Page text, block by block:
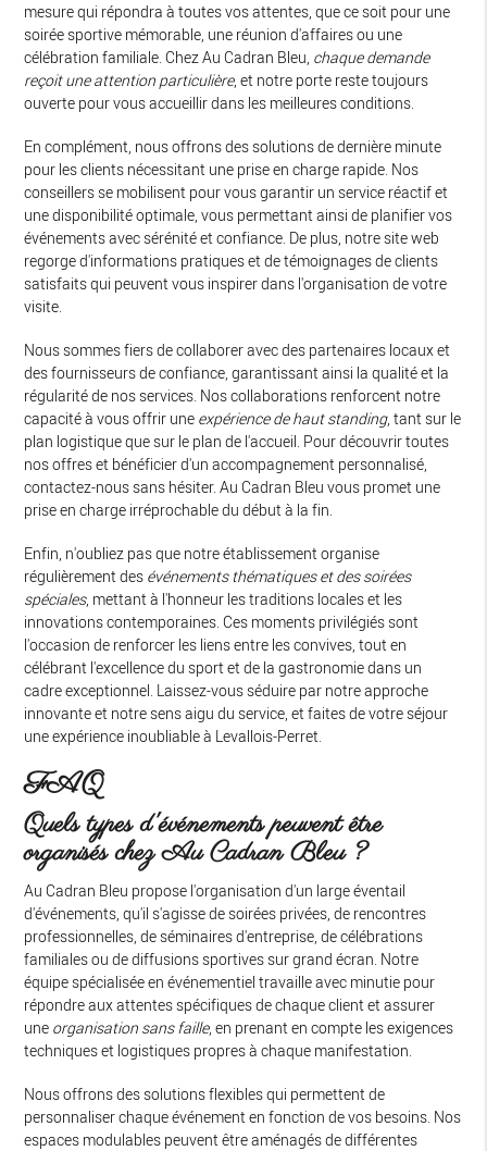
mesure qui répondra à toutes vos attentes, que ce soit pour une
soirée sportive mémorable, une réunion d'affaires ou une
célébration familiale. Chez Au Cadran Bleu, chaque demande
reçoit une attention particulière, et notre porte reste toujours
ouverte pour vous accueillir dans les meilleures conditions.
En complément, nous offrons des solutions de dernière minute
pour les clients nécessitant une prise en charge rapide. Nos
conseillers se mobilisent pour vous garantir un service réactif et
une disponibilité optimale, vous permettant ainsi de planifier vos
événements avec sérénité et confiance. De plus, notre site web
regorge d'informations pratiques et de témoignages de clients
satisfaits qui peuvent vous inspirer dans l'organisation de votre
visite.
Nous sommes fiers de collaborer avec des partenaires locaux et
des fournisseurs de confiance, garantissant ainsi la qualité et la
régularité de nos services. Nos collaborations renforcent notre
capacité à vous offrir une expérience de haut standing, tant sur le
plan logistique que sur le plan de l'accueil. Pour découvrir toutes
nos offres et bénéficier d'un accompagnement personnalisé,
contactez-nous sans hésiter. Au Cadran Bleu vous promet une
prise en charge irréprochable du début à la fin.
Enfin, n'oubliez pas que notre établissement organise
régulièrement des événements thématiques et des soirées
spéciales, mettant à l'honneur les traditions locales et les
innovations contemporaines. Ces moments privilégiés sont
l'occasion de renforcer les liens entre les convives, tout en
célébrant l'excellence du sport et de la gastronomie dans un
cadre exceptionnel. Laissez-vous séduire par notre approche
innovante et notre sens aigu du service, et faites de votre séjour
une expérience inoubliable à Levallois-Perret.
FAQ
Quels types d'événements peuvent être
organisés chez Au Cadran Bleu ?
Au Cadran Bleu propose l'organisation d'un large éventail
d'événements, qu'il s'agisse de soirées privées, de rencontres
professionnelles, de séminaires d'entreprise, de célébrations
familiales ou de diffusions sportives sur grand écran. Notre
équipe spécialisée en événementiel travaille avec minutie pour
répondre aux attentes spécifiques de chaque client et assurer
une organisation sans faille, en prenant en compte les exigences
techniques et logistiques propres à chaque manifestation.
Nous offrons des solutions flexibles qui permettent de
personnaliser chaque événement en fonction de vos besoins. Nos
espaces modulables peuvent être aménagés de différentes